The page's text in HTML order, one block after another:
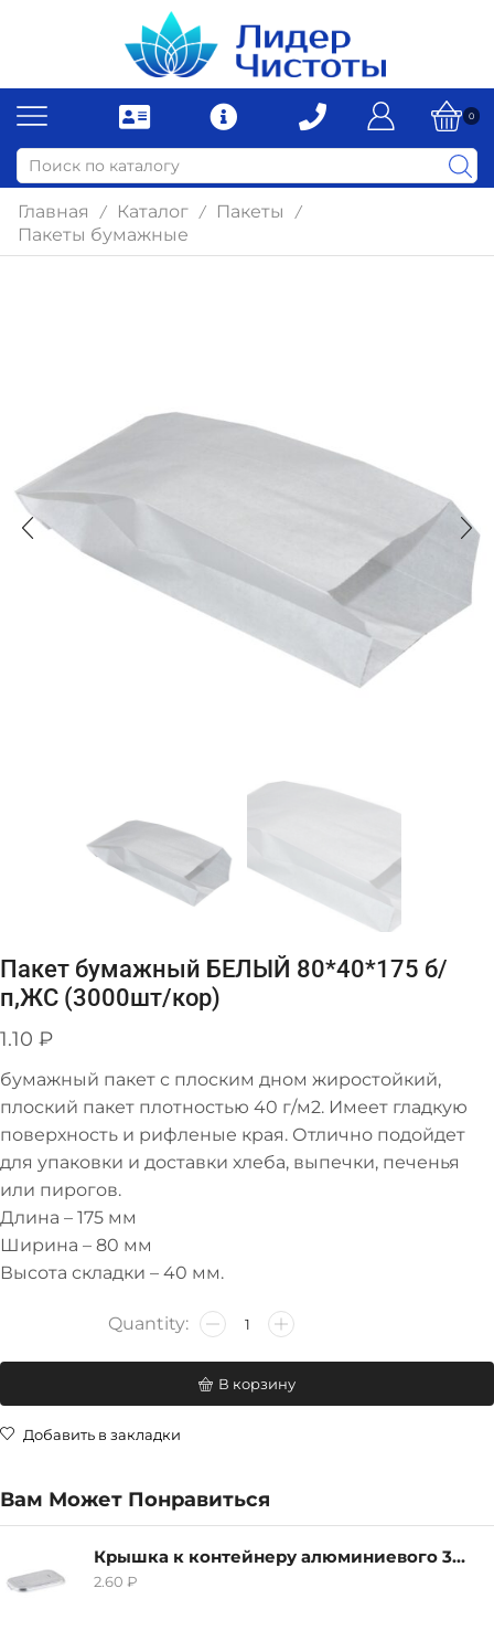
0
Главная / Каталог / Пакеты /
Пакеты бумажные
Пакет бумажный БЕЛЫЙ 80*40*175 б/
п,ЖС (3000шт/кор)
1.10 ₽
бумажный пакет с плоским дном жиростойкий,
плоский пакет плотностью 40 г/м2. Имеет гладкую
поверхность и рифленые края. Отлично подойдет
для упаковки и доставки хлеба, выпечки, печенья
или пирогов.
Длина – 175 мм
Ширина – 80 мм
Высота складки – 40 мм.
В корзину
Добавить в закладки
Вам Может Понравиться
Крышка к контейнеру алюминиевого 380мл
2.60 ₽